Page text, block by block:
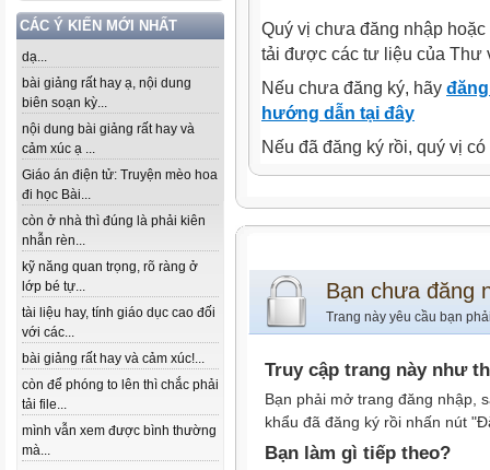
CÁC Ý KIẾN MỚI NHẤT
dạ...
bài giảng rất hay ạ, nội dung
biên soạn kỳ...
nội dung bài giảng rất hay và
cảm xúc ạ ...
Giáo án điện tử: Truyện mèo hoa
đi học Bài...
còn ở nhà thì đúng là phải kiên
nhẫn rèn...
kỹ năng quan trọng, rõ ràng ở
lớp bé tự...
tài liệu hay, tính giáo dục cao đối
với các...
bài giảng rất hay và cảm xúc!...
còn để phóng to lên thì chắc phải
tải file...
mình vẫn xem được bình thường
mà...
Quý vị chưa đăng nhập
tải được các tư liệu của Thư
Nếu chưa đăng ký, hãy
hướng dẫn tại đây
Nếu đã đăng ký rồi, quý vị
Bạn chưa đăng
Trang này yêu cầu bạn
Truy cập trang này như
Bạn phải mở trang đăng nhập,
khẩu đã đăng ký rồi nhấn nút
Bạn làm gì tiếp theo?